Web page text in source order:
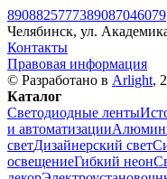
8908825777389087046079
Челябинск, ул.
Контакты
Правовая информация
© Разработано в Arlight,
Каталог
Светодиодные ленты
и автоматизации
светДизайнерский свет
освещениеГибкий неон